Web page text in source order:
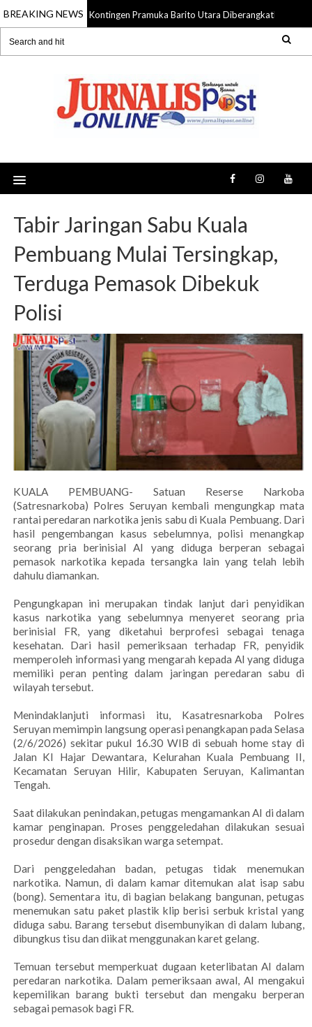
BREAKING NEWS
2026 58 Anggota Kontingen Pramuka Barito Utara Diberangkatkan ke
Tabir Jaringan Sabu Kuala
Pembuang Mulai Tersingkap,
Terduga Pemasok Dibekuk
Polisi
KUALA PEMBUANG- Satuan Reserse Narkoba
(Satresnarkoba) Polres Seruyan kembali mengungkap mata
rantai peredaran narkotika jenis sabu di Kuala Pembuang. Dari
hasil pengembangan kasus sebelumnya, polisi menangkap
seorang pria berinisial AI yang diduga berperan sebagai
pemasok narkotika kepada tersangka lain yang telah lebih
dahulu diamankan.
Pengungkapan ini merupakan tindak lanjut dari penyidikan
kasus narkotika yang sebelumnya menyeret seorang pria
berinisial FR, yang diketahui berprofesi sebagai tenaga
kesehatan. Dari hasil pemeriksaan terhadap FR, penyidik
memperoleh informasi yang mengarah kepada AI yang diduga
memiliki peran penting dalam jaringan peredaran sabu di
wilayah tersebut.
Menindaklanjuti informasi itu, Kasatresnarkoba Polres
Seruyan memimpin langsung operasi penangkapan pada Selasa
(2/6/2026) sekitar pukul 16.30 WIB di sebuah home stay di
Jalan KI Hajar Dewantara, Kelurahan Kuala Pembuang II,
Kecamatan Seruyan Hilir, Kabupaten Seruyan, Kalimantan
Tengah.
Saat dilakukan penindakan, petugas mengamankan AI di dalam
kamar penginapan. Proses penggeledahan dilakukan sesuai
prosedur dengan disaksikan warga setempat.
Dari penggeledahan badan, petugas tidak menemukan
narkotika. Namun, di dalam kamar ditemukan alat isap sabu
(bong). Sementara itu, di bagian belakang bangunan, petugas
menemukan satu paket plastik klip berisi serbuk kristal yang
diduga sabu. Barang tersebut disembunyikan di dalam lubang,
dibungkus tisu dan diikat menggunakan karet gelang.
Temuan tersebut memperkuat dugaan keterlibatan AI dalam
peredaran narkotika. Dalam pemeriksaan awal, AI mengakui
kepemilikan barang bukti tersebut dan mengaku berperan
sebagai pemasok bagi FR.